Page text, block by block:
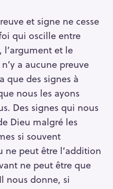
et signe ne cesse
qui oscille entre
l’argument et le
a aucune preuve
que des signes à
nous les ayons
Des signes qui nous
Dieu malgré les
si souvent
ne peut être l’addition
ne peut être que
nous donne, si